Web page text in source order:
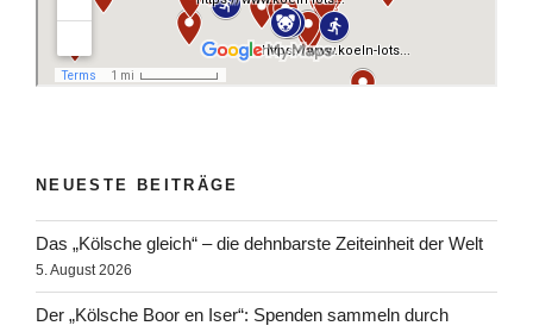
NEUESTE BEITRÄGE
Das „Kölsche gleich“ – die dehnbarste Zeiteinheit der Welt
5. August 2026
Der „Kölsche Boor en Iser“: Spenden sammeln durch